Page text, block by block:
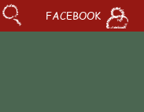
FACEBOOK